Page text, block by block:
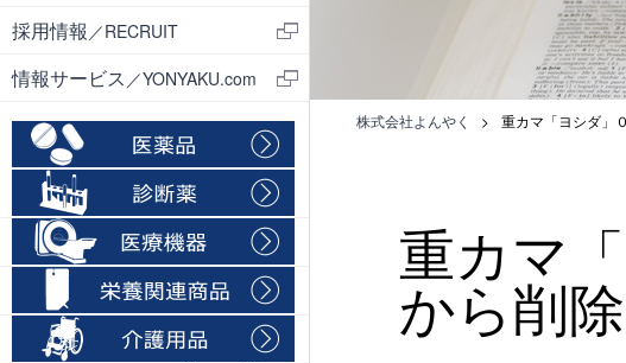
採用情報 ／RECRUIT
情報サービス ／YONYAKU.com
株式会社よんやく > 重カマ「ヨシダ」
重カマ
から削